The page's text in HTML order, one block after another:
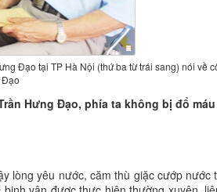
Đạo tại TP Hà Nội (thứ ba từ trái sang) nói về
Đạo
Hưng Đạo, phía ta không bị đổ máu
lòng yêu nước, căm thù giặc cướp nước